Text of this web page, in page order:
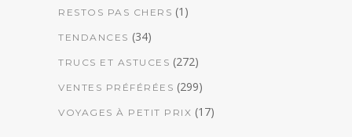
RESTOS PAS CHERS (1)
TENDANCES (34)
TRUCS ET ASTUCES (272)
VENTES PRÉFÉRÉES (299)
VOYAGES À PETIT PRIX (17)